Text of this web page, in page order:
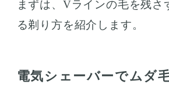
まずは、Vラインの毛を残さ
る剃り方を紹介します。
電気シェーバーでムダ